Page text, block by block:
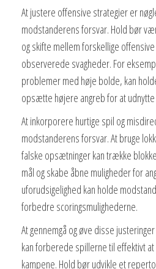
At justere offensive strategier er
modstanderens forsvar. Hold bør
og skifte mellem forskellige
observerede svagheder. For
problemer med høje bolde, kan
opsætte højere angreb for at
At inkorporere hurtige spil og
modstanderens forsvar. At bruge
falske opsætninger kan trække
mål og skabe åbne muligheder for
uforudsigelighed kan holde
forbedre scoringsmulighederne.
At gennemgå og øve disse
kan forberede spillerne til effektivt
kampene. Hold bør udvikle et